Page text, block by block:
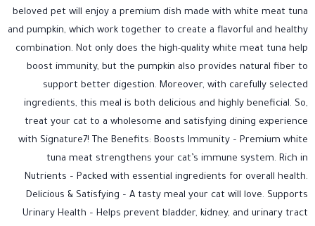
beloved pet will enjoy a premium dish made with white meat tuna
and pumpkin, which work together to create a flavorful and healthy
combination. Not only does the high-quality white meat tuna help
boost immunity, but the pumpkin also provides natural fiber to
support better digestion. Moreover, with carefully selected
ingredients, this meal is both delicious and highly beneficial. So,
treat your cat to a wholesome and satisfying dining experience
with Signature7! The Benefits: Boosts Immunity – Premium white
tuna meat strengthens your cat’s immune system. Rich in
Nutrients – Packed with essential ingredients for overall health.
Delicious & Satisfying – A tasty meal your cat will love. Supports
Urinary Health – Helps prevent bladder, kidney, and urinary tract